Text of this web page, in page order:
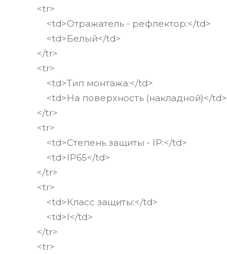
<tr>
<td>Отражатель - рефлектор:</td>
<td>Белый</td>
</tr>
<tr>
<td>Тип монтажа:</td>
<td>На поверхность (накладной)</td>
</tr>
<tr>
<td>Степень защиты - IP:</td>
<td>IP65</td>
</tr>
<tr>
<td>Класс защиты:</td>
<td>I</td>
</tr>
<tr>